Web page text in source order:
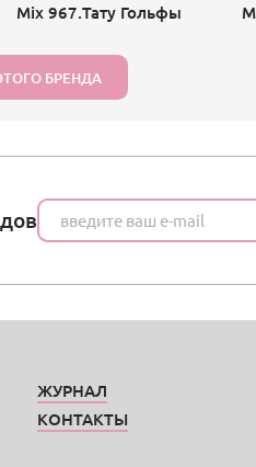
Mix 967.Тату Гольфы
БРЕНДА
ЖУРНАЛ
КОНТАКТЫ